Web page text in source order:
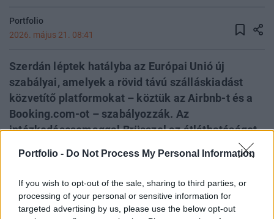
Portfolio - Do Not Process My Personal Information
If you wish to opt-out of the sale, sharing to third parties, or
processing of your personal or sensitive information for
targeted advertising by us, please use the below opt-out
Portfolio
2026. május 21. 08:41
Szerdán léptek hatályba az Európai Unió új
szabályai, amelyek a rövid távú szálláskiadást
közvetítő platformokat – köztük az Airbnb-t és a
Booking.com-ot – szabályozzák. Az
intézkedéscsomaggal Brüsszel az átláthatóságot
rohamosan növekvő szektorban. Horvátország az
uniós jogszabály átültetését egy átfogó
vendéglátóipari törvényreformmal kapcsolja
össze - jelentette a Croatia Week.